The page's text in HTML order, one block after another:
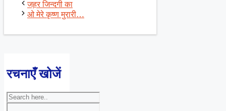
जह़र जिन्दगी का
ओ मेरे कृष्ण मुरारी…
रचनाएँ खोजें